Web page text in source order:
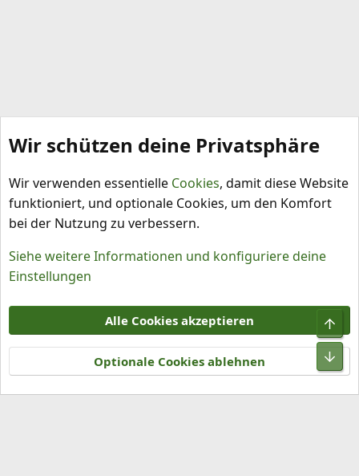
Schlagworte
Nutzungsbedingungen
Datenschutz
Hilfe und Impressum
R
S
S
Community platform by XenForo® © 2010-2026 XenForo Ltd.
Wir schützen deine Privatsphäre
Wir verwenden essentielle Cookies, damit diese Website
funktioniert, und optionale Cookies, um den Komfort
bei der Nutzung zu verbessern.
Siehe weitere Informationen und konfiguriere deine
Einstellungen
Alle Cookies akzeptieren
Optionale Cookies ablehnen